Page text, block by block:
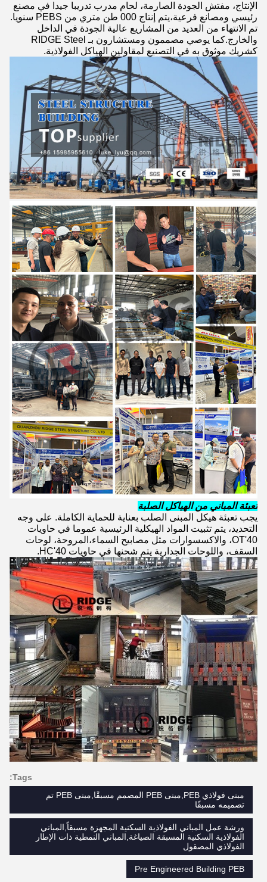
الإنتاج، مفتش الجودة الصارمة، لحام مدرب تدريبا جيدا في مصنع
رئيسي ومصانع فرعية،يتم إنتاج 000 طن متري من PEBS سنويا.
تم الانتهاء من العديد من المشاريع عالية الجودة في الداخل
والخارج.كما يوصي مصممون ومستشارون بـ RIDGE Steel
كشريك موثوق به في التصنيع لمقاولين الهياكل الفولاذية.
تعبئة المباني من الهياكل الصلبة
يجب تعبئة هيكل المبنى الصلب بعناية للحماية الكاملة. على وجه
التحديد، يتم تثبيت المواد الهيكلية الرئيسية عموما في حاويات
40'OT، والاكسسوارات مثل مصابيح السماء،المروحة، لوحات
السقف، واللوحات الجدارية يتم شحنها في حاويات 40'HC.
Tags:
مبنى فولاذي PEB,مبنى PEB المصمم مسبقًا,مبنى PEB تم
تصميمه مسبقًا
ورشة عمل المباني الفولاذية السكنية المجهزة مسبقاً,المباني
الفولاذية السكنية المسبقة الصياغة,المباني النمطية ذات الإطار
الفولاذي المصقول
Pre Engineered Building PEB